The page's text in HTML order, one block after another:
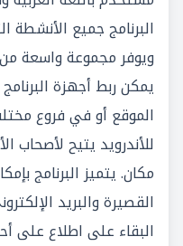
البرنامج جميع الأنشطة
ويوفر مجموعة واسعة من
يمكن ربط أجهزة
الموقع أو في فروع
للأندرويد يتيح لأصحاب
مكان. يتميز البرنامج
القصيرة والبريد
البقاء على اطلاع على